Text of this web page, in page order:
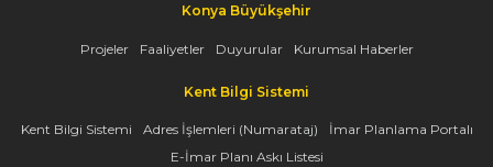
Konya Büyükşehir
Projeler Faaliyetler Duyurular Kurumsal Haberler
Kent Bilgi Sistemi
Kent Bilgi Sistemi Adres İşlemleri (Numarataj)
İmar Planlama Portalı
E-İmar Planı Askı Listesi